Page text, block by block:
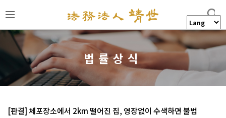
법률상식
[판결] 체포장소에서 2km 떨어진 집, 영장없이 수색하면 불법